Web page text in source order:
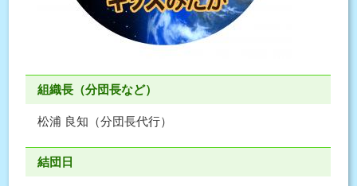
組織長（分団長など）
松浦 良知（分団長代行）
結団日